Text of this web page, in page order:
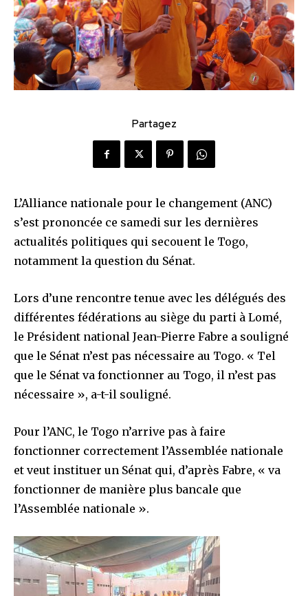
Partagez
L’Alliance nationale pour le changement (ANC)
s’est prononcée ce samedi sur les dernières
actualités politiques qui secouent le Togo,
notamment la question du Sénat.
Lors d’une rencontre tenue avec les délégués des
différentes fédérations au siège du parti à Lomé,
le Président national Jean-Pierre Fabre a souligné
que le Sénat n’est pas nécessaire au Togo. « Tel
que le Sénat va fonctionner au Togo, il n’est pas
nécessaire », a-t-il souligné.
Pour l’ANC, le Togo n’arrive pas à faire
fonctionner correctement l’Assemblée nationale
et veut instituer un Sénat qui, d’après Fabre, « va
fonctionner de manière plus bancale que
l’Assemblée nationale ».